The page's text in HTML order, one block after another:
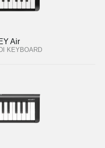
Air
KEYBOARD